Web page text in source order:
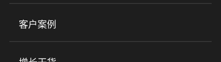
心理机构
小程序商城 ERP 企微SCRM
社群圈子
客户案例